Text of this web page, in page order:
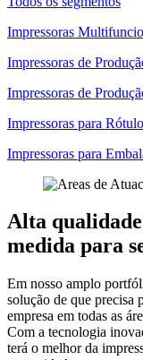
Impressoras
Impressoras de
Impressoras de
Impressoras para
Impressoras para
Alta
medida para
Em nosso amplo
solução de que precisa
empresa em todas as
Com a tecnologia
terá o melhor da